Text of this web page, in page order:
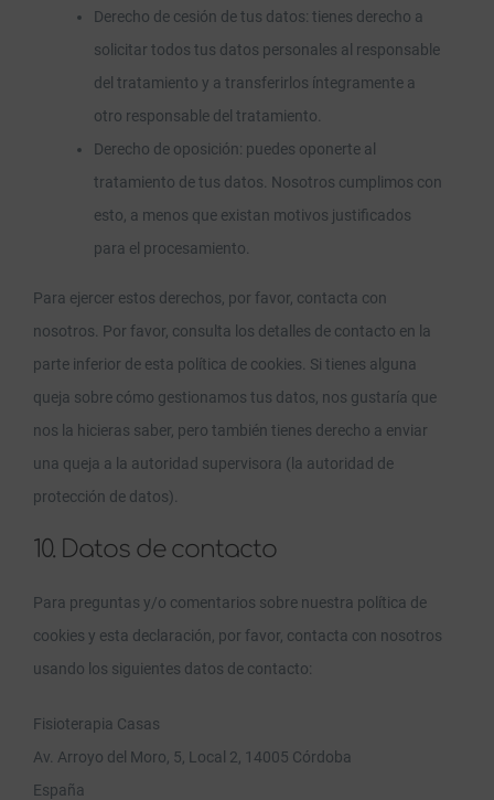
Derecho de cesión de tus datos: tienes derecho a
solicitar todos tus datos personales al responsable
del tratamiento y a transferirlos íntegramente a
otro responsable del tratamiento.
Derecho de oposición: puedes oponerte al
tratamiento de tus datos. Nosotros cumplimos con
esto, a menos que existan motivos justificados
para el procesamiento.
Para ejercer estos derechos, por favor, contacta con
nosotros. Por favor, consulta los detalles de contacto en la
parte inferior de esta política de cookies. Si tienes alguna
queja sobre cómo gestionamos tus datos, nos gustaría que
nos la hicieras saber, pero también tienes derecho a enviar
una queja a la autoridad supervisora (la autoridad de
protección de datos).
10. Datos de contacto
Para preguntas y/o comentarios sobre nuestra política de
cookies y esta declaración, por favor, contacta con nosotros
usando los siguientes datos de contacto:
Fisioterapia Casas
Av. Arroyo del Moro, 5, Local 2, 14005 Córdoba
España